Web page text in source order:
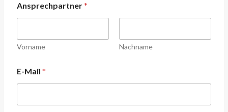
Ansprechpartner*
Vorname Nachname
E-Mail *